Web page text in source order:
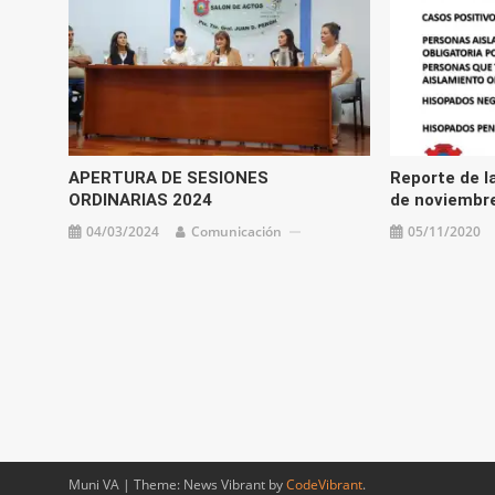
APERTURA DE SESIONES
ORDINARIAS 2024
04/03/2024 Comunicación
Reporte de
de
05/11/2020
Muni VA | Theme: News Vibrant byCodeVibrant.